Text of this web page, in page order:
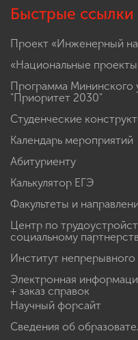
Быстрые ссылки
Проект «Инженерный
«Национальные
Программа Мининского
"Приоритет 2030"
Студенческие
Календарь мероприятий
Абитуриенту
Калькулятор ЕГЭ
Факультеты и
Центр по
социальному
Институт непрерывного
Электронная
+ заказ справок
Научный форсайт
Сведения об